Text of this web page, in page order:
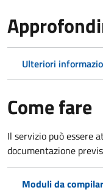
Ulteriori
Come fare
Il servizio può essere
documentazione
Moduli da